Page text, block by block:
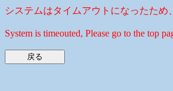
システムはタイムアウトになったた
System is timeouted, Please go to the top